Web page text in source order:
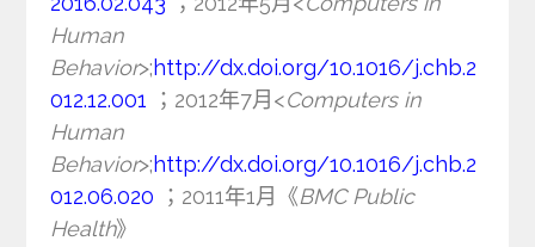
Human
Behavior>;http://dx.doi.org/10.1016/j.chb.2
012.12.001
；2012年7月<Computers in
Human
Behavior>;http://dx.doi.org/10.1016/j.chb.2
012.06.020
；2011年1月《BMC Public
Health》